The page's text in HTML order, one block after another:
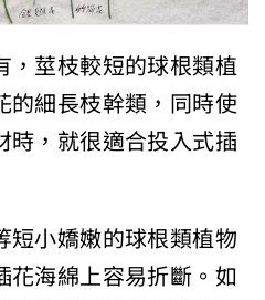
莖枝較短的球根類植
細長枝幹類，同時使
，就很適合投入式插
小嬌嫩的球根類植物
海綿上容易折斷。如